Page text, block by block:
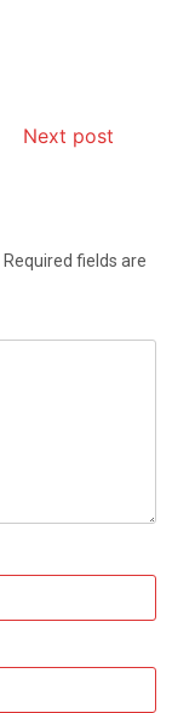
Next post
Required fields are